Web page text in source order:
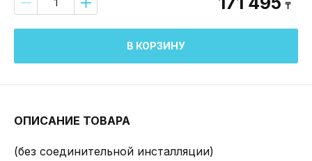
₸
В КОРЗИНУ
ОПИСАНИЕ ТОВАРА
(без соединительной инсталляции)